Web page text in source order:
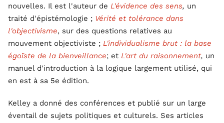
nouvelles. Il est l'auteur de L'évidence des sens, un
traité d'épistémologie ; Vérité et tolérance dans
l'objectivisme, sur des questions relatives au
mouvement objectiviste ; L'individualisme brut : la base
égoïste de la bienveillance; et L'art du raisonnement, un
manuel d'introduction à la logique largement utilisé, qui
en est à sa 5e édition.
Kelley a donné des conférences et publié sur un large
éventail de sujets politiques et culturels. Ses articles